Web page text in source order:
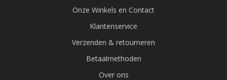
Onze Winkels en Contact
Klantenservice
Verzenden & retourneren
Betaalmethoden
Over ons